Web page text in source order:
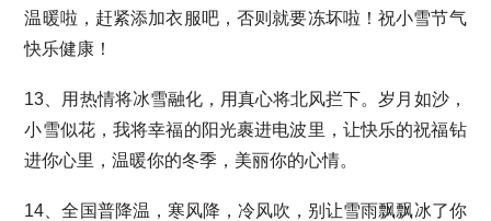
温暖啦，赶紧添加衣服吧，否则就要冻坏啦！祝小雪节气
快乐健康！
13、用热情将冰雪融化，用真心将北风拦下。岁月如沙，
小雪似花，我将幸福的阳光裹进电波里，让快乐的祝福钻
进你心里，温暖你的冬季，美丽你的心情。
14、全国普降温，寒风降，冷风吹，别让雪雨飘飘冰了你